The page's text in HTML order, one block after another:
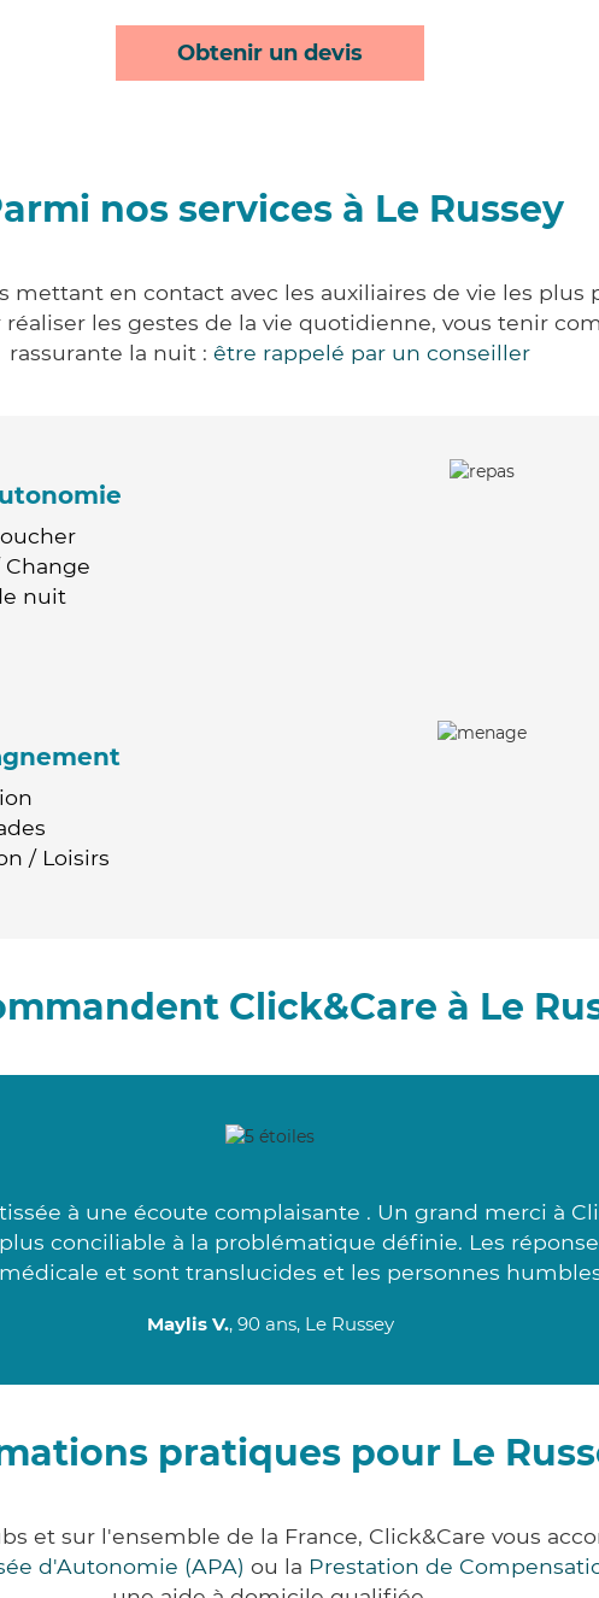
Obtenir un devis
nos services à Le Russey
mettant en contact avec les auxiliaires de vie les plus
les gestes de la vie quotidienne, vous tenir
rassurante la nuit : être rappelé par un conseiller
nuit
/ Loisirs
Click&Care à Le
à une écoute complaisante . Un grand merci à
conciliable à la problématique définie. Les
et sont translucides et les personnes
Maylis V., 90 ans, Le Russey
pratiques pour Le
et sur l'ensemble de la France, Click&Care vous
d'Autonomie (APA) ou la Prestation de